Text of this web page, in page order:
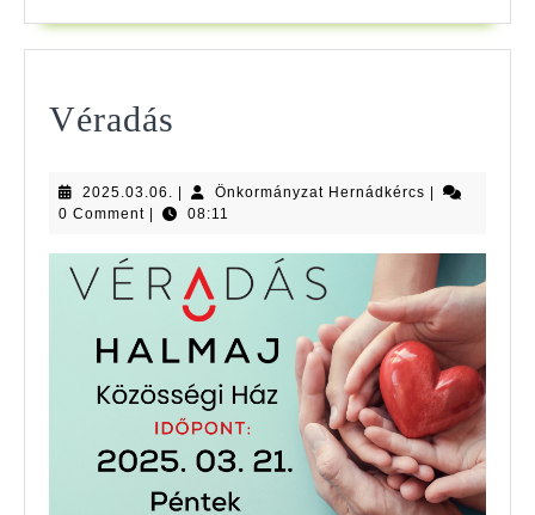
Véradás
2025.03.06. 2025.03.06.
| Önkormányzat Hernádkércs Önkormányzat
|
0 Comment | 08:11